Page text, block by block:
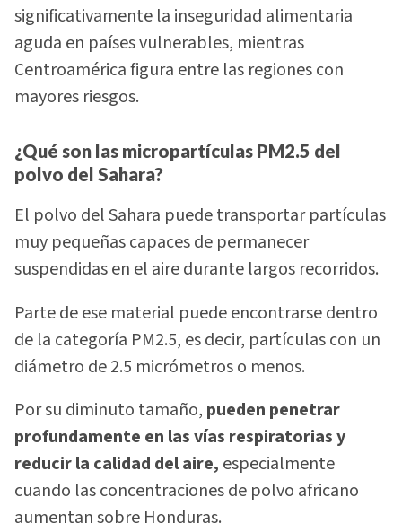
significativamente la inseguridad alimentaria
aguda en países vulnerables, mientras
Centroamérica figura entre las regiones con
mayores riesgos.
¿Qué son las micropartículas PM2.5 del
polvo del Sahara?
El polvo del Sahara puede transportar partículas
muy pequeñas capaces de permanecer
suspendidas en el aire durante largos recorridos.
Parte de ese material puede encontrarse dentro
de la categoría PM2.5, es decir, partículas con un
diámetro de 2.5 micrómetros o menos.
Por su diminuto tamaño, pueden penetrar
profundamente en las vías respiratorias y
reducir la calidad del aire, especialmente
cuando las concentraciones de polvo africano
aumentan sobre Honduras.